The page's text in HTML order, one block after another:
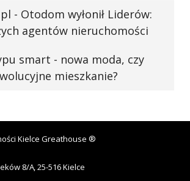
- Otodom wyłonił Liderów:
agentów nieruchomości
smart - nowa moda, czy
mieszkanie?
Kielce Greathouse ®
8/A,25-516 Kielce